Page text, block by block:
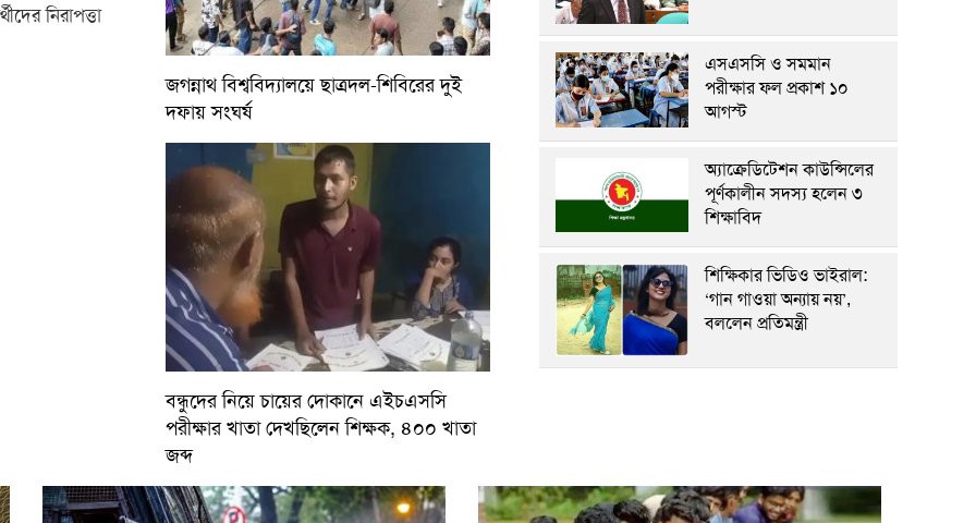
নিরাপত্তা
জগন্নাথ বিশ্ববিদ্যালয়ে ছাত্রদল-শিবিরের দুই
দফায় সংঘর্ষ
বন্ধুদের নিয়ে চায়ের দোকানে এইচএসসি
পরীক্ষার খাতা দেখছিলেন শিক্ষক, ৪০০ খাতা
জব্দ
এসএসসি ও সমমান
পরীক্ষার ফল প্রকাশ ১০
আগস্ট
অ্যাক্রেডিটেশন কাউন্সিলের
পূর্ণকালীন সদস্য হলেন ৩
শিক্ষাবিদ
শিক্ষিকার ভিডিও ভাইরাল:
‘গান গাওয়া অন্যায় নয়’,
বললেন প্রতিমন্ত্রী